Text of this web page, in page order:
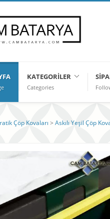
KATEGORILER
Categories
Çöp Kovaları > Askılı Yeşil Çöp